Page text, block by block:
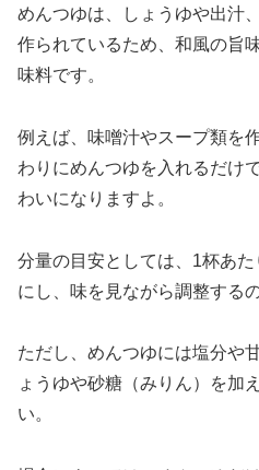
めんつゆは、しょうゆや出汁
作られているため、和風の旨
味料です。
例えば、味噌汁やスープ類を
わりにめんつゆを入れるだけ
わいになりますよ。
分量の目安としては、1杯あ
にし、味を見ながら調整する
ただし、めんつゆには塩分や
ょうゆや砂糖（みりん）を加
い。